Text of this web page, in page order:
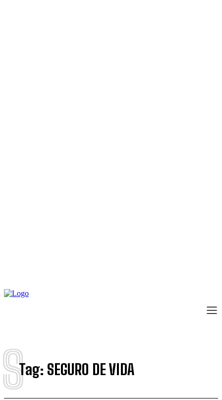
Tag: SEGURO DE VIDA
S